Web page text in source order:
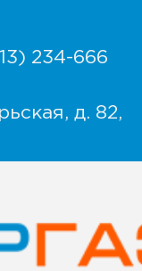
234-666
д. 82,